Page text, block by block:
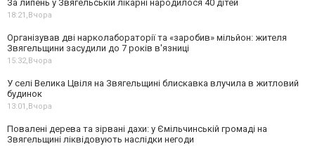
За липень у Звягельській лікарні народилося 40 дітей
18:21, Вчора
Організував дві нарколабораторії та «заробив» мільйон: жителя
Звягельщини засудили до 7 років в'язниці
15:32, Вчора
У селі Велика Цвіля на Звягельщині блискавка влучила в житловий
будинок
13:01, Вчора
Повалені дерева та зірвані дахи: у Ємільчинській громаді на
Звягельщині ліквідовують наслідки негоди